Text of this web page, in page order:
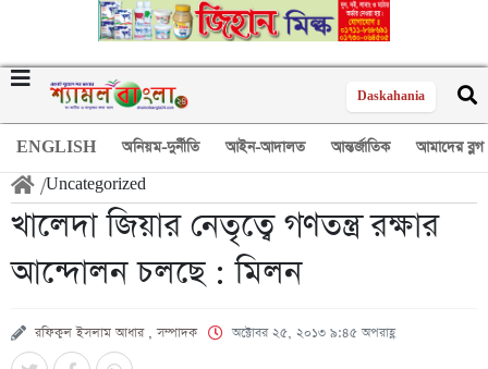
Daskahania
ENGLISH অনিয়ম-দুর্নীতি আইন-আদালত আন্তর্জাতিক আমাদের ব্লগ
/Uncategorized
খালেদা জিয়ার নেতৃত্বে গণতন্ত্র রক্ষার
আন্দোলন চলছে : মিলন
রফিকুল ইসলাম আধার , সম্পাদক অক্টোবর ২৫, ২০১৩ ৯:৪৫ অপরাহ্ণ